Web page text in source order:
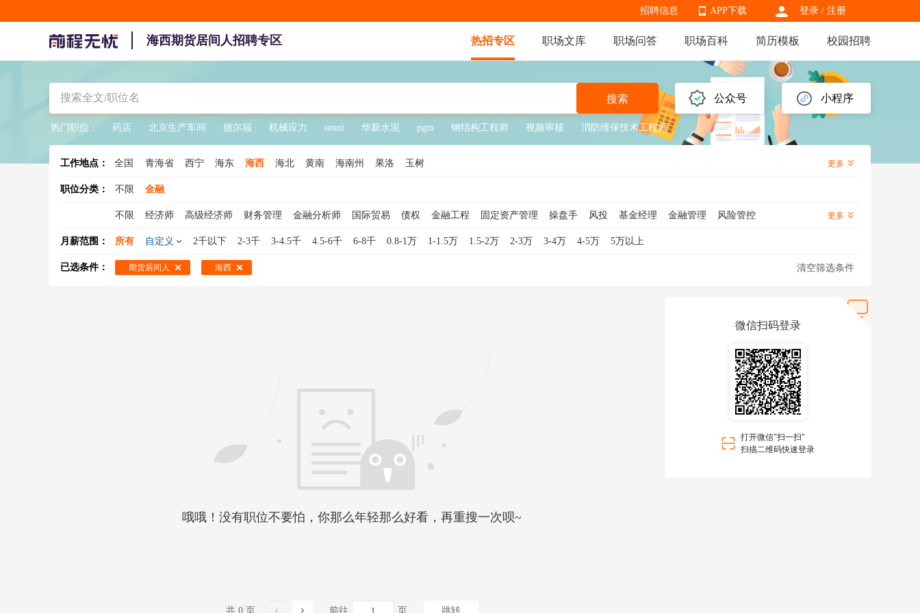
登录 / 注册
APP下载
APP下载
招聘信息
海西期货居间人招聘专区 热招专区 职场文库 职场问答 职场百科 简历模板 校园招聘
公众号 小程序
搜索
热门职位： 药店 北京生产车间 德尔福 机械应力 omni 华新水泥 pgm 钢结构工程师 视频审核 消防维保技术工程师
工作地点： 全国 青海省 西宁 海东 海西 海北 黄南 海南州 果洛 玉树 更多
职位分类： 不限 金融
不限 经济师 高级经济师 财务管理 金融分析师 国际贸易 债权 金融工程 固定资产管理 操盘手 风投 基金经理 金融管理
风险管控
金融研究
资金管理 拍卖师 金融租赁 证券分析师 投资顾问 财务负责人 项目投资 金融投资 金融理财师 期货居间人
银行风险管理
私募基金经理
更多
月薪范围： 所有 自定义 2千以下 2-3千 3-4.5千 4.5-6千 6-8千 0.8-1万 1-1.5万 1.5-2万 2-3万 3-4万 4-5万 5万以上
已选条件： 期货居间人 海西 清空筛选条件
哦哦！没有职位不要怕，你那么年轻那么好看，再重搜一次呗~
共 0 页 前往 页 跳转
微信扫码登录
打开微信"扫一扫"
扫描二维码快速登录